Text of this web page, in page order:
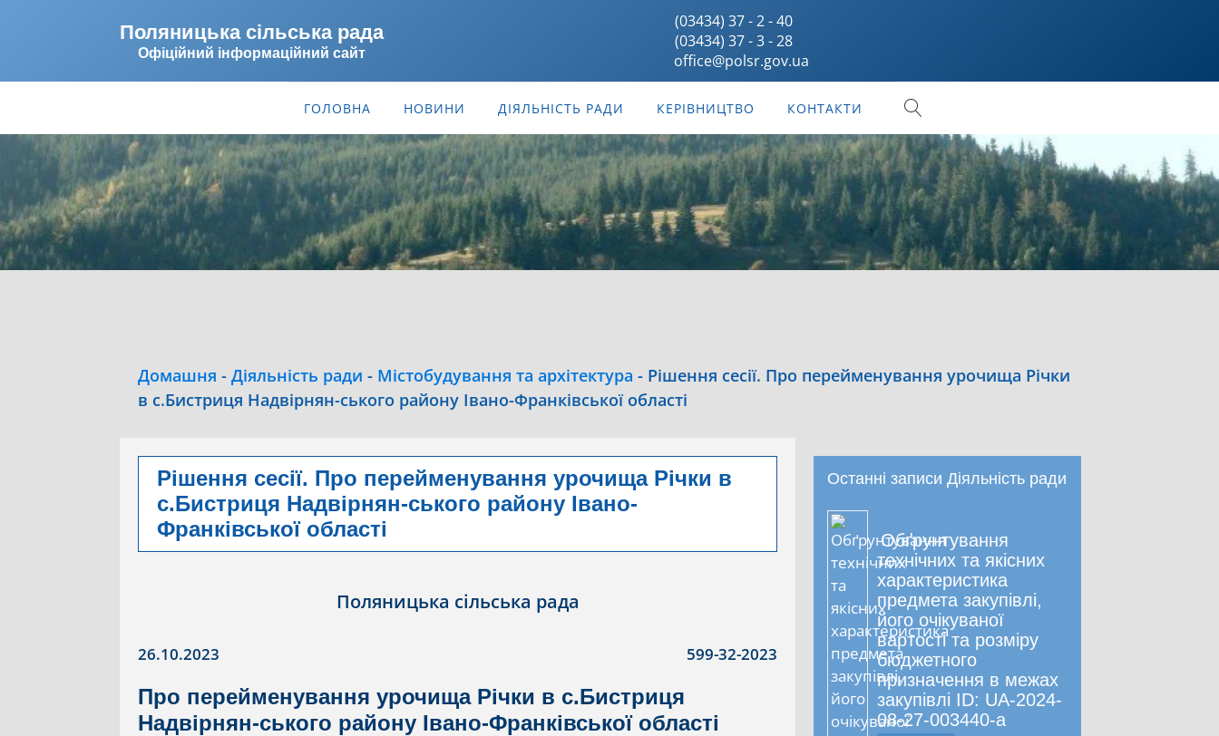
Поляницька сільська рада
Офіційний інформаційний сайт
(03434) 37 - 2 - 40
(03434) 37 - 3 - 28
office@polsr.gov.ua
ГОЛОВНА НОВИНИ ДІЯЛЬНІСТЬ РАДИ КЕРІВНИЦТВО КОНТАКТИ
Домашня - Діяльність ради - Містобудування та архітектура - Рішення сесії. Про перейменування урочища Річки
в с.Бистриця Надвірнян-ського району Івано-Франківської області
Рішення сесії. Про перейменування урочища Річки в
с.Бистриця Надвірнян-ського району Івано-
Франківської області
Поляницька сільська рада
26.10.2023 599-32-2023
Про перейменування урочища Річки в с.Бистриця
Надвірнян-ського району Івано-Франківської області
Останні записи Діяльність ради
Обґрунтування
технічних та якісних
характеристика
предмета закупівлі,
його очікуваної
вартості та розміру
бюджетного
призначення в межах
закупівлі ID: UA-2024-
08-27-003440-a